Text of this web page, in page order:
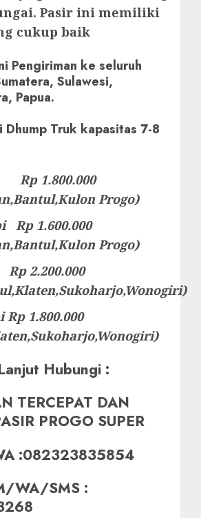
Pasir ini memiliki
cukup baik
Pengiriman ke seluruh
Sulawesi,
Papua.
Dhump Truk kapasitas 7-8
Rp 1.800.000
Progo)
Rp 1.600.000
Progo)
2.200.000
1.800.000
Hubungi :
TERCEPAT DAN
PROGO SUPER
:082323835854
WA/SMS :